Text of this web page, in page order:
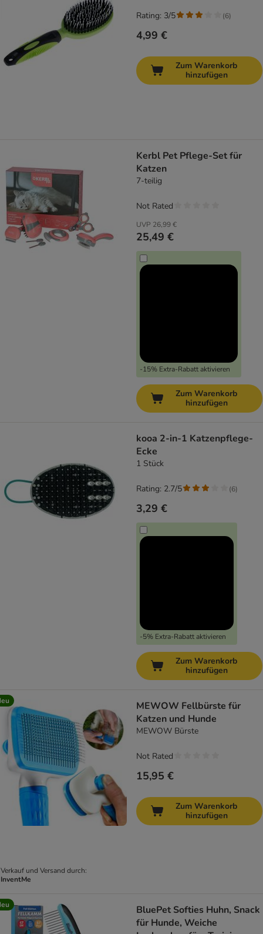
4,99 €
Rating: 3/5 (6)
Zum Warenkorb
hinzufügen
Kerbl Pet Pflege-Set für
Katzen
7-teilig
UVP 26,99 €
25,49 €
-15% Extra-Rabatt aktivieren
Not Rated
Zum Warenkorb
hinzufügen
kooa 2-in-1 Katzenpflege-
Ecke
1 Stück
3,29 €
-5% Extra-Rabatt aktivieren
Rating: 2.7/5 (6)
Zum Warenkorb
hinzufügen
Verkauf und Versand durch:
InventMe
MEWOW Fellbürste für
Katzen und Hunde
MEWOW Bürste
15,95 €
Not Rated
Zum Warenkorb
hinzufügen
BluePet Softies Huhn, Snack
für Hunde, Weiche